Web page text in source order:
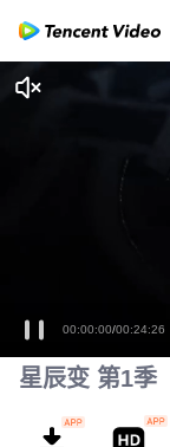
00:00:00/00:24:26
星辰变 第1季